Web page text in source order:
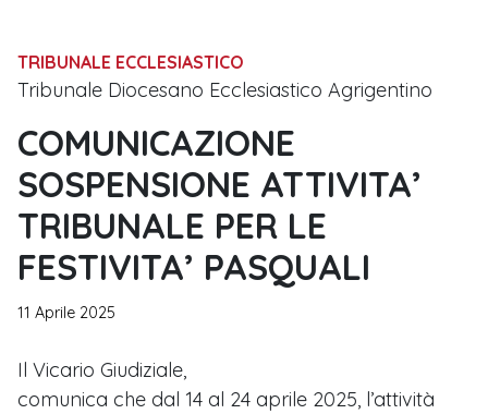
TRIBUNALE ECCLESIASTICO
Tribunale Diocesano Ecclesiastico Agrigentino
COMUNICAZIONE
SOSPENSIONE ATTIVITA’
TRIBUNALE PER LE
FESTIVITA’ PASQUALI
11 Aprile 2025
Il Vicario Giudiziale,
comunica che dal 14 al 24 aprile 2025, l’attività